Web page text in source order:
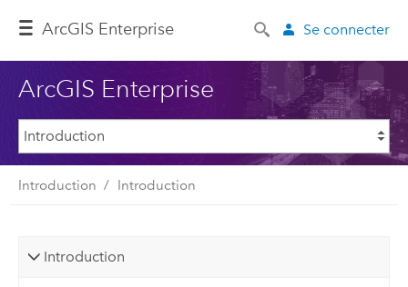
ArcGIS Enterprise Se connecter
ArcGIS Enterprise
Introduction Introduction
Introduction